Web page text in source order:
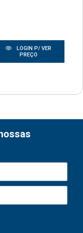
LOGIN P/ VER
PREÇO